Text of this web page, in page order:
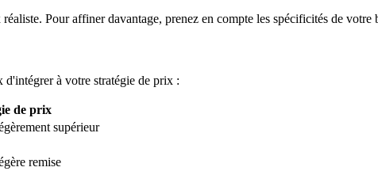
Pour affiner davantage, prenez en compte les spécificités de
à votre stratégie de prix :
de prix
supérieur
remise